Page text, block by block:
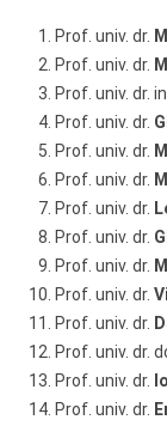
Prof. univ. dr.
Prof. univ. dr.
Prof. univ. dr.
Prof. univ. dr.
Prof. univ. dr.
Prof. univ. dr.
Prof. univ. dr.
Prof. univ. dr.
Prof. univ. dr.
Prof. univ. dr.
Prof. univ. dr.
Prof. univ. dr.
Prof. univ. dr.
Prof. univ. dr.